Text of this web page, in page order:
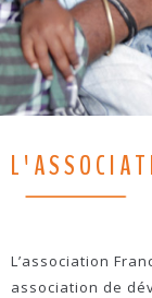
L’association
association de